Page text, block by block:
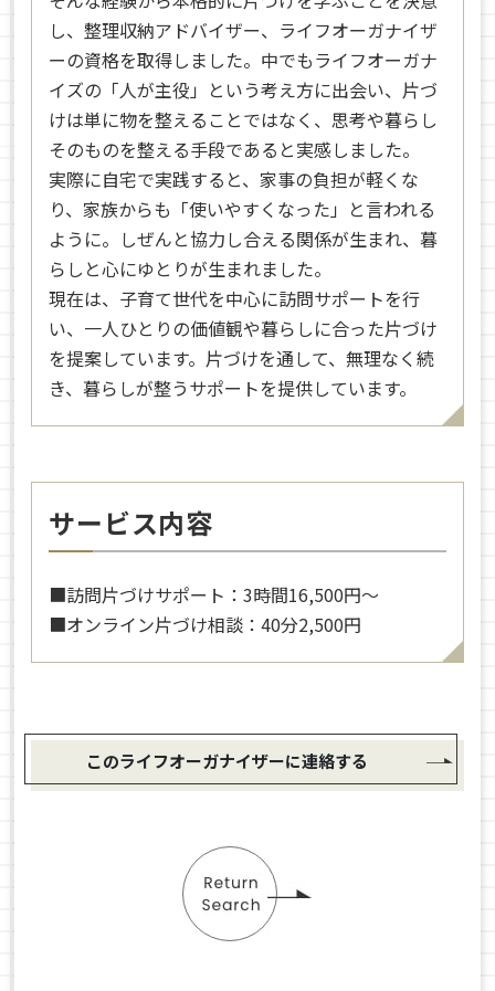
し、整理収納アドバイザー、ライフオーガナイザ
ーの資格を取得しました。中でもライフオーガナ
イズの「人が主役」という考え方に出会い、片づ
けは単に物を整えることではなく、思考や暮らし
そのものを整える手段であると実感しました。
実際に自宅で実践すると、家事の負担が軽くな
り、家族からも「使いやすくなった」と言われる
ように。しぜんと協力し合える関係が生まれ、暮
らしと心にゆとりが生まれました。
現在は、子育て世代を中心に訪問サポートを行
い、一人ひとりの価値観や暮らしに合った片づけ
を提案しています。片づけを通して、無理なく続
き、暮らしが整うサポートを提供しています。
サービス内容
■訪問片づけサポート：3時間16,500円〜
■オンライン片づけ相談：40分2,500円
このライフオーガナイザーに連絡する